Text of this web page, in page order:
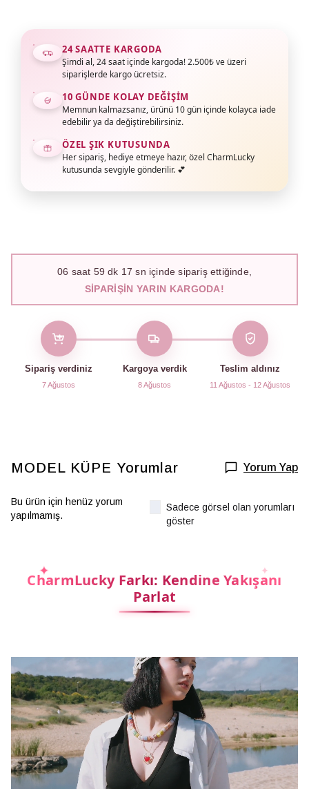
24 SAATTE KARGODA
Şimdi al, 24 saat içinde kargoda! 2.500₺ ve üzeri
siparişlerde kargo ücretsiz.
10 GÜNDE KOLAY DEĞIŞIM
Memnun kalmazsanız, ürünü 10 gün içinde kolayca iade
edebilir ya da değiştirebilirsiniz.
ÖZEL ŞIK KUTUSUNDA
Her sipariş, hediye etmeye hazır, özel CharmLucky
kutusunda sevgiyle gönderilir. 💕
06 saat 59 dk 16 sn içinde sipariş ettiğinde,
SIPARIŞIN YARIN KARGODA!
Sipariş verdiniz
7 Ağustos
Kargoya verdik
8 Ağustos
Teslim aldınız
11 Ağustos - 12 Ağustos
MODEL KÜPE Yorumlar Yorum Yap
Bu ürün için henüz yorum
yapılmamış.
Sadece görsel olan yorumları
göster
CharmLucky Farkı: Kendine Yakışanı
Parlat